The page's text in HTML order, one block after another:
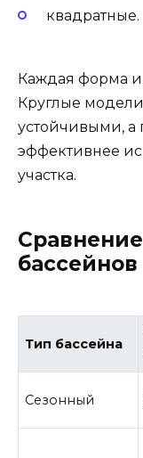
квадратные.
Каждая форма
Круглые
устойчивыми, а
эффективнее
участка.
бассейнов
Тип бассейна
Сезонный